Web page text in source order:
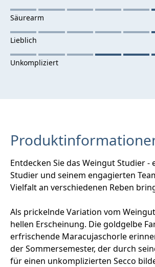
Entdecken Sie das Weingut Studier
Studier und seinem engagierten
Vielfalt an verschiedenen Reben
Als prickelnde Variation vom
hellen Erscheinung. Die goldgelbe
erfrischende Maracujaschorle
der Sommersemester, der durch
für einen unkomplizierten Secco